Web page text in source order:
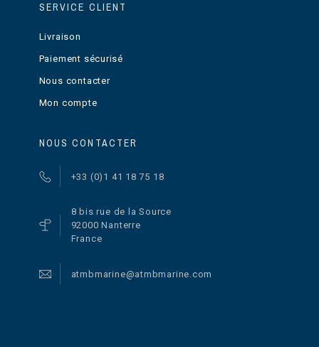
SERVICE CLIENT
Livraison
Paiement sécurisé
Nous contacter
Mon compte
NOUS CONTACTER
+33 (0)1 41 18 75 18
8 bis rue de la Source
92000 Nanterre
France
atmbmarine@atmbmarine.com